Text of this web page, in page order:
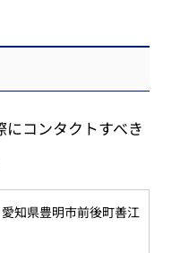
コンタクトすべき
知県豊明市前後町善江